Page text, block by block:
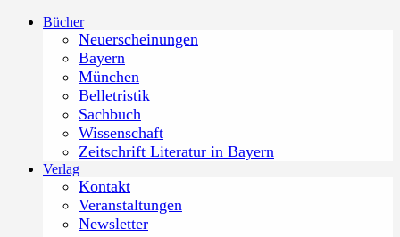
Zum
Bücher
Neuerscheinungen
Bayern
München
Belletristik
Sachbuch
Wissenschaft
Zeitschrift Literatur in Bayern
Verlag
Kontakt
Veranstaltungen
Newsletter